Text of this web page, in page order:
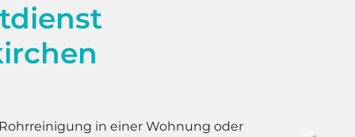
in einer Wohnung oder